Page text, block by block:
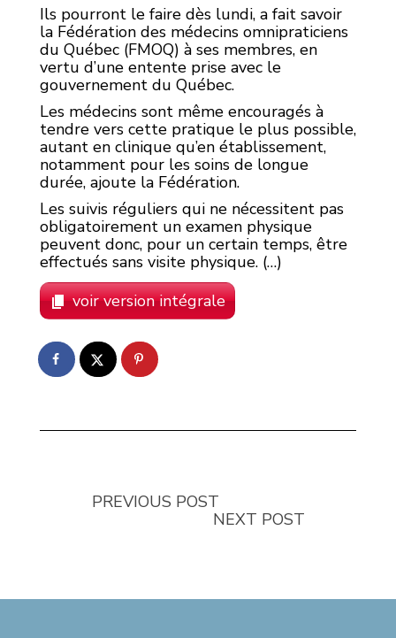
Ils pourront le faire dès lundi, a fait savoir
la Fédération des médecins omnipraticiens
du Québec (FMOQ) à ses membres, en
vertu d’une entente prise avec le
gouvernement du Québec.
Les médecins sont même encouragés à
tendre vers cette pratique le plus possible,
autant en clinique qu’en établissement,
notamment pour les soins de longue
durée, ajoute la Fédération.
Les suivis réguliers qui ne nécessitent pas
obligatoirement un examen physique
peuvent donc, pour un certain temps, être
effectués sans visite physique. (…)
voir version intégrale
PREVIOUS POST
NEXT POST